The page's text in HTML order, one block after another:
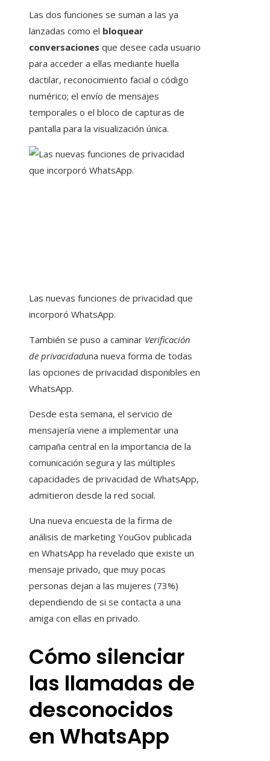
Las dos funciones se suman a las ya
lanzadas como el bloquear
conversaciones que desee cada usuario
para acceder a ellas mediante huella
dactilar, reconocimiento facial o código
numérico; el envío de mensajes
temporales o el bloco de capturas de
pantalla para la visualización única.
Las nuevas funciones de privacidad que
incorporó WhatsApp.
También se puso a caminar Verificación
de privacidaduna nueva forma de todas
las opciones de privacidad disponibles en
WhatsApp.
Desde esta semana, el servicio de
mensajería viene a implementar una
campaña central en la importancia de la
comunicación segura y las múltiples
capacidades de privacidad de WhatsApp,
admitieron desde la red social.
Una nueva encuesta de la firma de
análisis de marketing YouGov publicada
en WhatsApp ha revelado que existe un
mensaje privado, que muy pocas
personas dejan a las mujeres (73%)
dependiendo de si se contacta a una
amiga con ellas en privado.
Cómo silenciar
las llamadas de
desconocidos
en WhatsApp